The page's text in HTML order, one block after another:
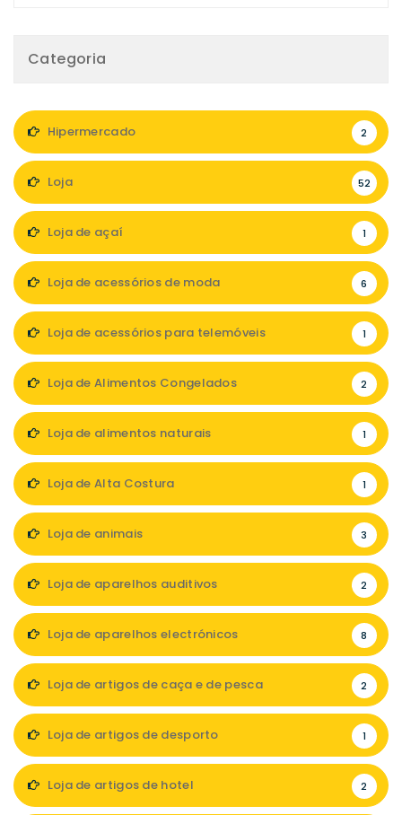
Categoria
Hipermercado 2
Loja 52
Loja de açaí 1
Loja de acessórios de moda 6
Loja de acessórios para telemóveis 1
Loja de Alimentos Congelados 2
Loja de alimentos naturais 1
Loja de Alta Costura 1
Loja de animais 3
Loja de aparelhos auditivos 2
Loja de aparelhos electrónicos 8
Loja de artigos de caça e de pesca 2
Loja de artigos de desporto 1
Loja de artigos de hotel 2